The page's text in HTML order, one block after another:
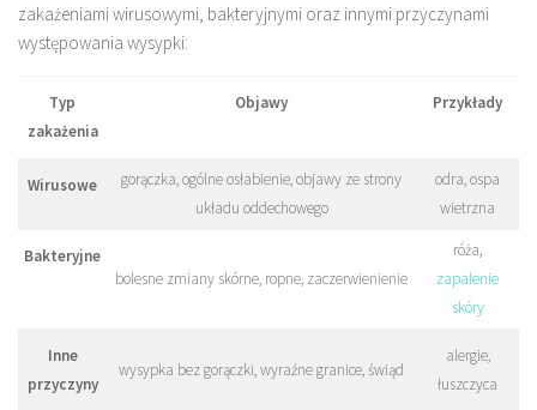
zakażeniami wirusowymi, bakteryjnymi oraz innymi przyczynami
występowania wysypki:
Typ
zakażenia
Objawy Przykłady
Wirusowe
gorączka, ogólne osłabienie, objawy ze strony
układu oddechowego
odra, ospa
wietrzna
Bakteryjne
bolesne zmiany skórne, ropne, zaczerwienienie
róża,
zapalenie
skóry
Inne
przyczyny
wysypka bez gorączki, wyraźne granice, świąd
alergie,
łuszczyca